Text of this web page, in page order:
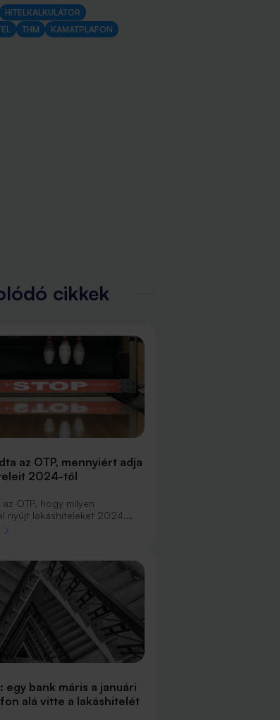
HITELKALKULÁTOR
THM KAMATPLAFON
cikkek
az OTP, mennyiért adja
2024-től
OTP, hogy milyen
nyújt lakáshiteleket 2024.
Az új kamatok alapján
a THM-jei.
egy bank máris a januári
alá vitte a lakáshitelét